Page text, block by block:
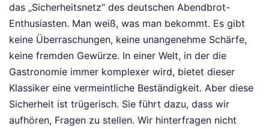
das „Sicherheitsnetz“ des deutschen Abendbrot-
Enthusiasten. Man weiß, was man bekommt. Es gibt
keine Überraschungen, keine unangenehme Schärfe,
keine fremden Gewürze. In einer Welt, in der die
Gastronomie immer komplexer wird, bietet dieser
Klassiker eine vermeintliche Beständigkeit. Aber diese
Sicherheit ist trügerisch. Sie führt dazu, dass wir
aufhören, Fragen zu stellen. Wir hinterfragen nicht